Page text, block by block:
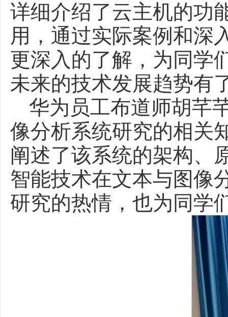
详细介绍了云主机的功
用，通过实际案例和深
更深入的了解，为同学
未来的技术发展趋势有
华为员工布道师胡芊
像分析系统研究的相关
阐述了该系统的架构、
智能技术在文本与图像
研究的热情，也为同学